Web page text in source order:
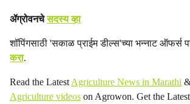
ॲग्रोवनचेसदस्य व्हा
शॉपिंगसाठी 'सकाळ प्राईम डील्स'च्या भन्नाट ऑफर्स
करा.
Read the Latest Agriculture News in Marathi
Agriculture videos on Agrowon. Get the